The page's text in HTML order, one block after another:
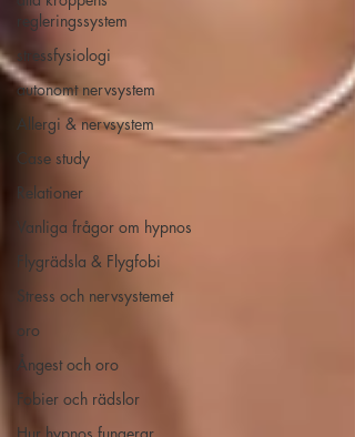
regleringssystem
stressfysiologi
autonomt nervsystem
Allergi & nervsystem
Case study
Relationer
Vanliga frågor om hypnos
Flygrädsla & Flygfobi
Stress och nervsystemet
oro
Ångest och oro
Fobier och rädslor